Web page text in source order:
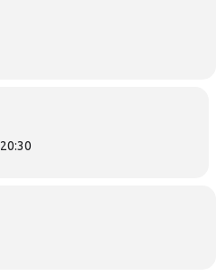
20:30